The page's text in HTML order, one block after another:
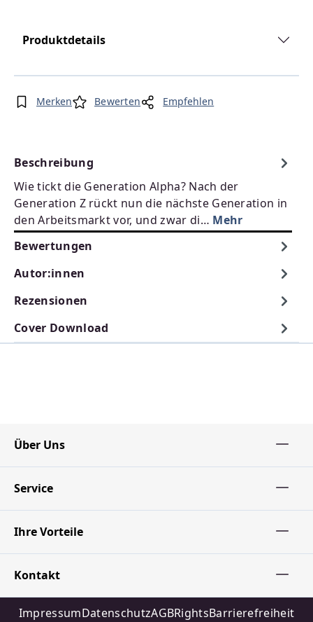
Produktdetails
Merken Bewerten Empfehlen
Beschreibung
Wie tickt die Generation Alpha? Nach der
Generation Z rückt nun die nächste Generation in
den Arbeitsmarkt vor, und zwar di… Mehr
Bewertungen
Autor:innen
Rezensionen
Cover Download
Über Uns
Service
Ihre Vorteile
Kontakt
ImpressumDatenschutzAGBRightsBarrierefreiheit